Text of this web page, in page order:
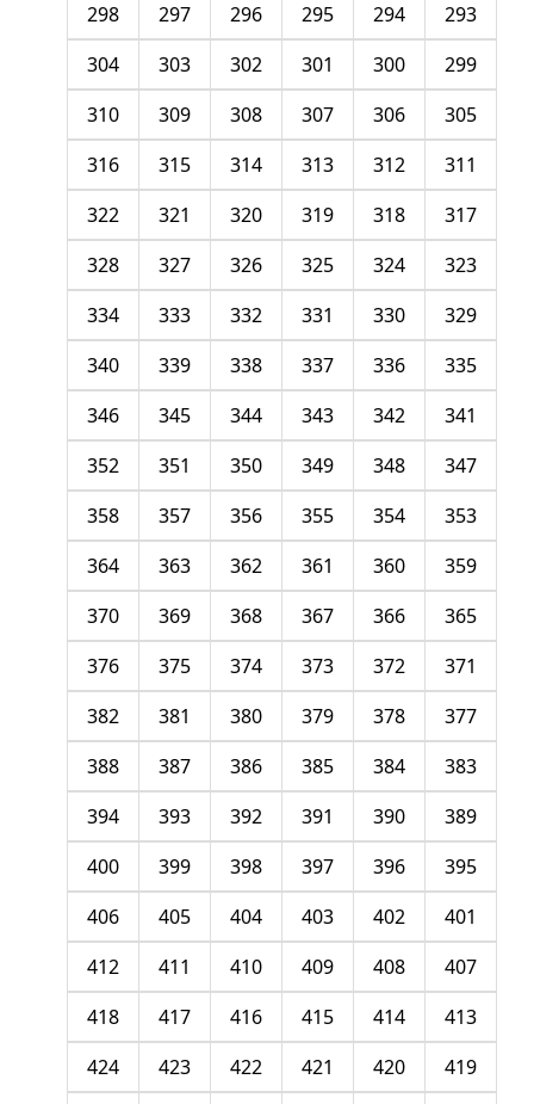
293
294
295
296
297
298
299
300
301
302
303
304
305
306
307
308
309
310
311
312
313
314
315
316
317
318
319
320
321
322
323
324
325
326
327
328
329
330
331
332
333
334
335
336
337
338
339
340
341
342
343
344
345
346
347
348
349
350
351
352
353
354
355
356
357
358
359
360
361
362
363
364
365
366
367
368
369
370
371
372
373
374
375
376
377
378
379
380
381
382
383
384
385
386
387
388
389
390
391
392
393
394
395
396
397
398
399
400
401
402
403
404
405
406
407
408
409
410
411
412
413
414
415
416
417
418
419
420
421
422
423
424